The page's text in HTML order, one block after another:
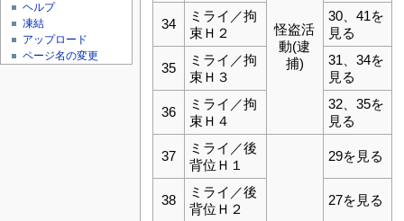
ヘルプ
凍結
アップロード
ページ名の変更
怪盗活
動(逮
捕)
34
ミライ／拘
束Ｈ２
30、41を
見る
35
ミライ／拘
束Ｈ３
31、34を
見る
36
ミライ／拘
束Ｈ４
32、35を
見る
37
ミライ／後
背位Ｈ１
29を見る
38
ミライ／後
背位Ｈ２
27を見る